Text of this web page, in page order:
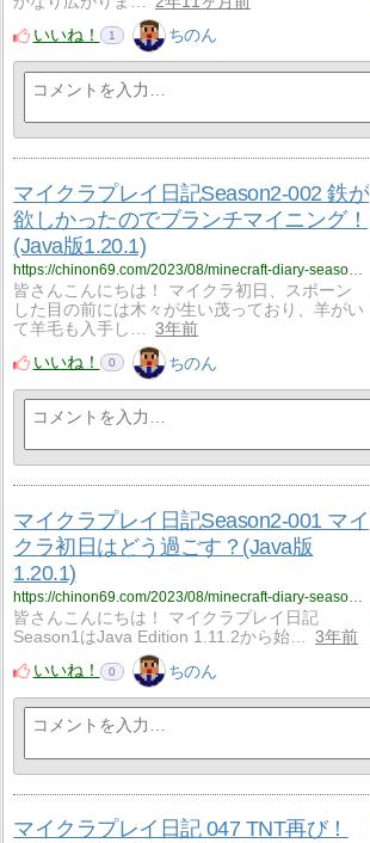
いいね！
1 ちのん
マイクラプレイ日記Season2-002 鉄が
欲しかったのでブランチマイニング！
(Java版1.20.1)
https://chinon69.com/2023/08/minecraft-diary-season2-002/
皆さんこんにちは！ マイクラ初日、スポーン
した目の前には木々が生い茂っており、羊がい
て羊毛も入手し…
3年前
いいね！
0 ちのん
マイクラプレイ日記Season2-001 マイ
クラ初日はどう過ごす？(Java版
1.20.1)
https://chinon69.com/2023/08/minecraft-diary-season2-001/
皆さんこんにちは！ マイクラプレイ日記
Season1はJava Edition 1.11.2から始…
3年前
いいね！
0 ちのん
マイクラプレイ日記 047 TNT再び！